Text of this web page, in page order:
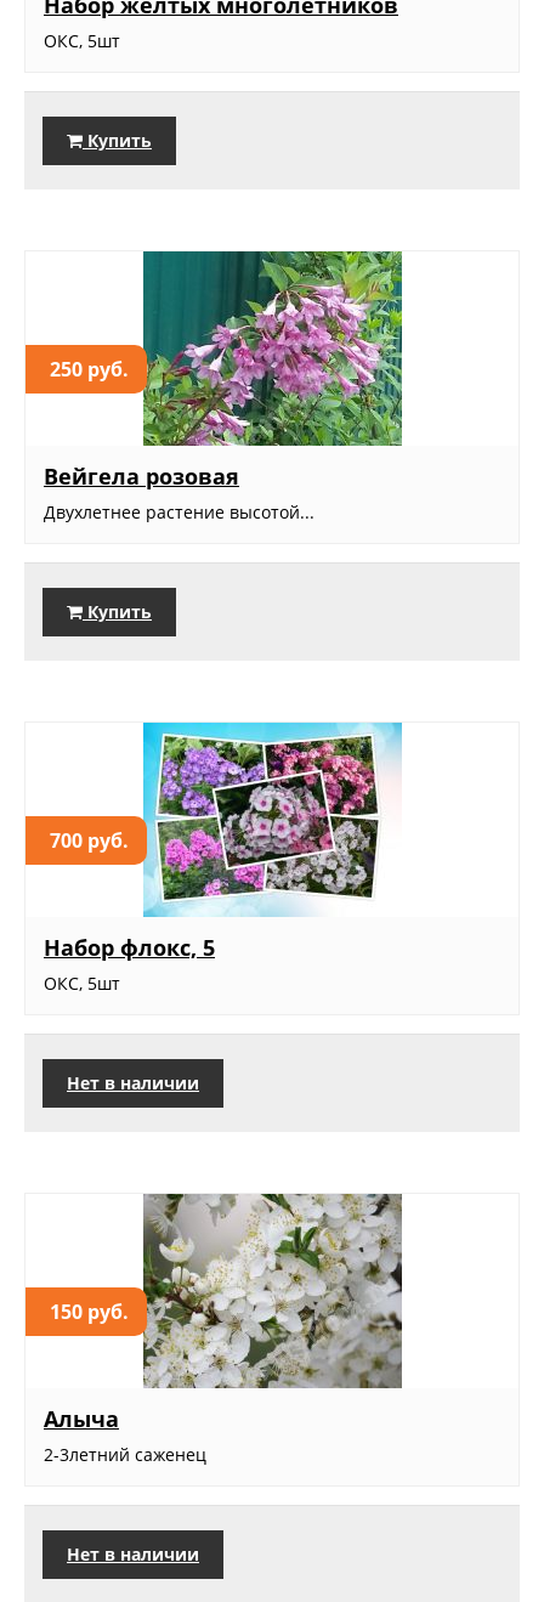
ОКС, 5шт
Купить
250 руб.
Вейгела розовая
Двухлетнее растение высотой...
Купить
700 руб.
Набор флокс, 5
ОКС, 5шт
Нет в наличии
150 руб.
Алыча
2-3летний саженец
Нет в наличии